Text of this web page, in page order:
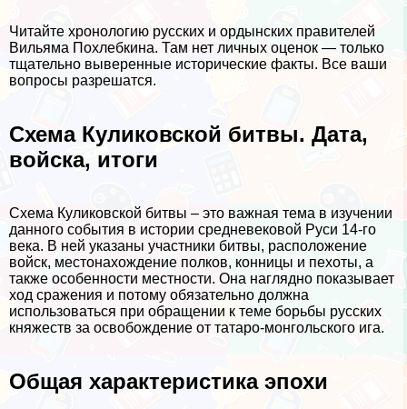
Читайте хронологию русских и ордынских правителей
Вильяма Похлебкина. Там нет личных оценок — только
тщательно выверенные исторические факты. Все ваши
вопросы разрешатся.
Схема Куликовской битвы. Дата,
войска, итоги
Схема Куликовской битвы – это важная тема в изучении
данного события в истории средневековой Руси 14-го
века. В ней указаны участники битвы, расположение
войск, местонахождение полков, конницы и пехоты, а
также особенности местности. Она наглядно показывает
ход сражения и потому обязательно должна
использоваться при обращении к теме борьбы русских
княжеств за освобождение от татаро-монгольского ига.
Общая хаpaктеристика эпохи